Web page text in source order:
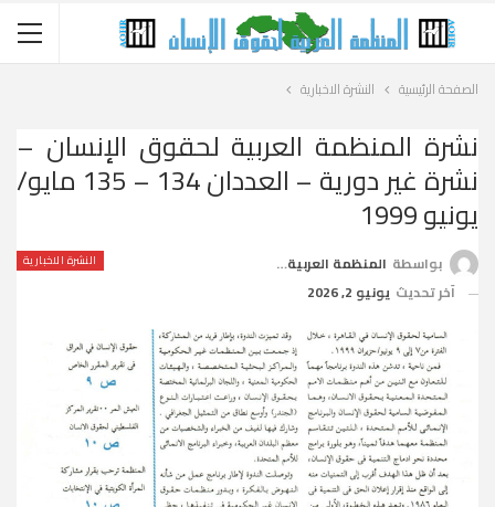
الصفحة الرئيسية النشرة الاخبارية
نشرة المنظمة العربية لحقوق الإنسان –
نشرة غير دورية – العددان 134 – 135 مايو/
يونيو 1999
النشرة الاخبارية بواسطة المنظمة العربية لحقوق الإنسان
آخر تحديث يونيو 2, 2026